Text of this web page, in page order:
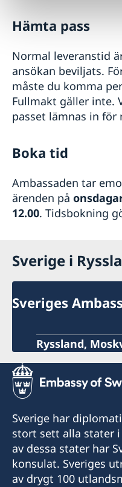
Hämta pass
Normal leveranstid
ansökan beviljats.
måste du komma
Fullmakt gäller inte.
passet lämnas in för
Boka tid
Ambassaden tar
ärenden på
12.00. Tidsbokning
Sverige i
Sveriges
Ryssland,
Sverige har
stort sett alla stater
av dessa stater har
konsulat. Sveriges
av drygt 100